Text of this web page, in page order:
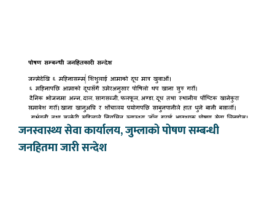
जनस्वास्थ्य सेवा कार्यालय, जुम्लाको पोषण सम्बन्धी
जनहितमा जारी सन्देश